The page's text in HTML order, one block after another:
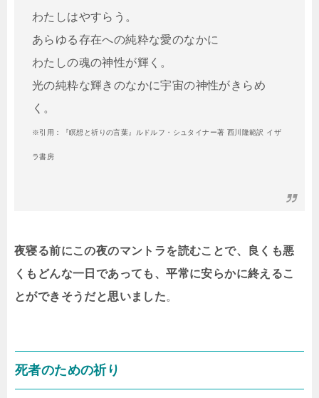
わたしはやすらう。
あらゆる存在への純粋な愛のなかに
わたしの魂の神性が輝く。
光の純粋な輝きのなかに宇宙の神性がきらめ
く。
※引用：『瞑想と祈りの言葉』ルドルフ・シュタイナー著 西川隆範訳 イザ
ラ書房
夜寝る前にこの夜のマントラを読むことで、良くも悪
くもどんな一日であっても、平常に安らかに終えるこ
とができそうだと思いました。
死者のための祈り